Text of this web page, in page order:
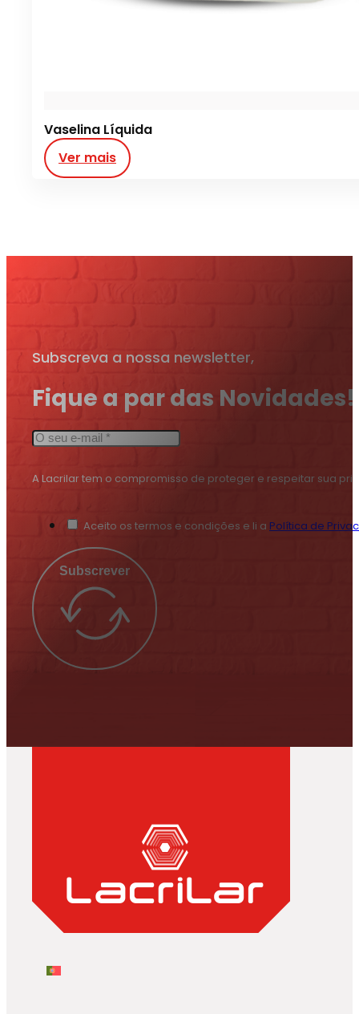
Vaselina Líquida
Ver mais
Subscreva a nossa newsletter,
Fique a par das Novidades!
A Lacrilar tem o compromisso de proteger e respeitar sua
Aceito os termos e condições e li a Política de
Subscrever